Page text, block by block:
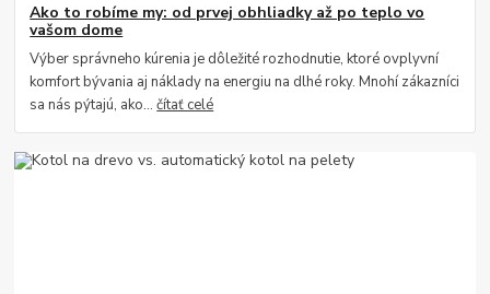
Ako to robíme my: od prvej obhliadky až po teplo vo
vašom dome
Výber správneho kúrenia je dôležité rozhodnutie, ktoré ovplyvní
komfort bývania aj náklady na energiu na dlhé roky. Mnohí zákazníci
sa nás pýtajú, ako...čítať celé